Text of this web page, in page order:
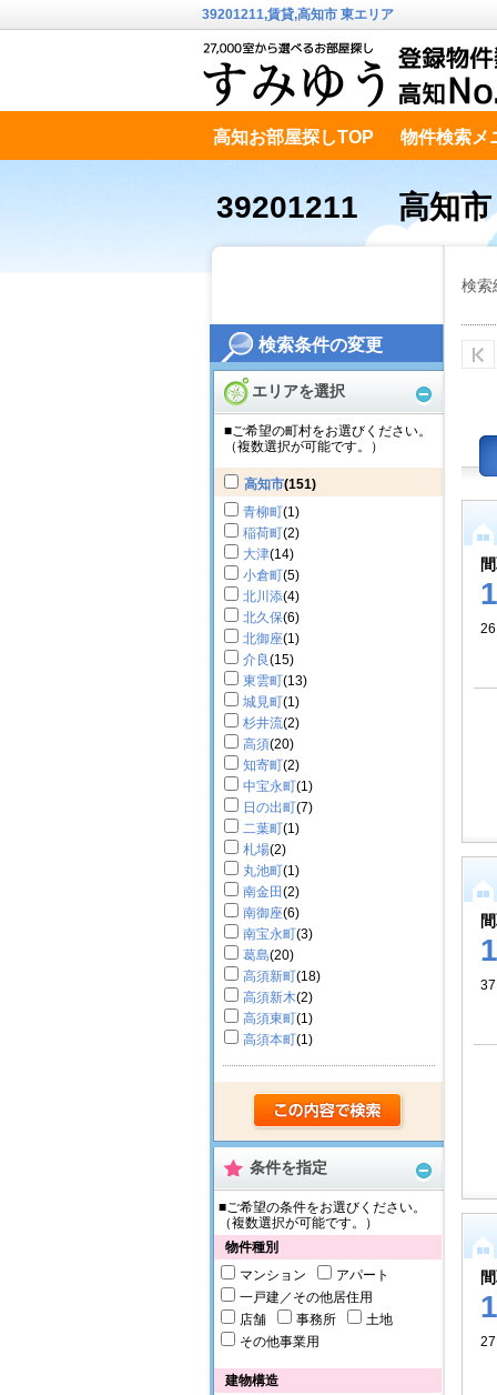
検索条件の変更
エリアを選択
■ご希望の町村をお選びください。
（複数選択が可能です。）
高知市(151)
青柳町(1)
稲荷町(2)
大津(14)
小倉町(5)
北川添(4)
北久保(6)
北御座(1)
介良(15)
東雲町(13)
城見町(1)
杉井流(2)
高須(20)
知寄町(2)
中宝永町(1)
日の出町(7)
二葉町(1)
札場(2)
丸池町(1)
南金田(2)
南御座(6)
南宝永町(3)
葛島(20)
高須新町(18)
高須新木(2)
高須東町(1)
高須本町(1)
条件を指定
■ご希望の条件をお選びください。
（複数選択が可能です。）
物件種別
マンション
アパート
一戸建／その他居住用
店舗
事務所
土地
その他事業用
建物構造
39201211,賃貸,高知市 東エリア
高知お部屋探しTOP 物件検索メ
テキストデータ
39201211 高知市
検索